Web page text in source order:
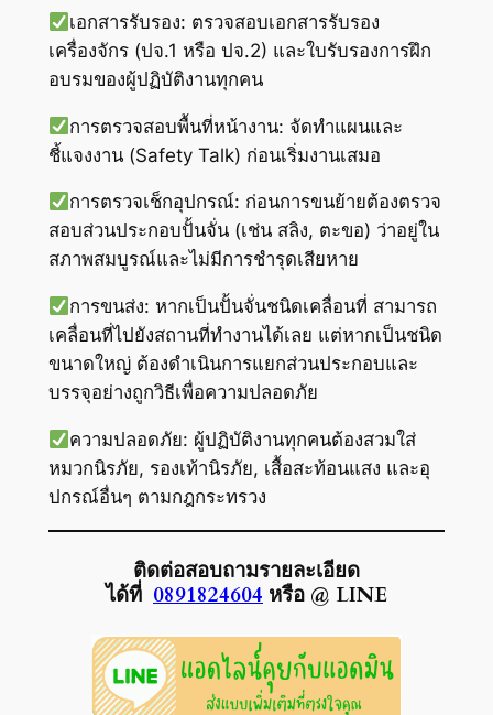
เอกสารรับรอง: ตรวจสอบเอกสารรับรอง
เครื่องจักร (ปจ.1 หรือ ปจ.2) และใบรับรองการฝึก
อบรมของผู้ปฏิบัติงานทุกคน
การตรวจสอบพื้นที่หน้างาน: จัดทำแผนและ
ชี้แจงงาน (Safety Talk) ก่อนเริ่มงานเสมอ
การตรวจเช็กอุปกรณ์: ก่อนการขนย้ายต้องตรวจ
สอบส่วนประกอบปั้นจั่น (เช่น สลิง, ตะขอ) ว่าอยู่ใน
สภาพสมบูรณ์และไม่มีการชำรุดเสียหาย
การขนส่ง: หากเป็นปั้นจั่นชนิดเคลื่อนที่ สามารถ
เคลื่อนที่ไปยังสถานที่ทำงานได้เลย แต่หากเป็นชนิด
ขนาดใหญ่ ต้องดำเนินการแยกส่วนประกอบและ
บรรจุอย่างถูกวิธีเพื่อความปลอดภัย
ความปลอดภัย: ผู้ปฏิบัติงานทุกคนต้องสวมใส่
หมวกนิรภัย, รองเท้านิรภัย, เสื้อสะท้อนแสง และอุ
ปกรณ์อื่นๆ ตามกฎกระทรวง
ติดต่อสอบถามรายละเอียด
ได้ที่ 0891824604 หรือ @ LINE